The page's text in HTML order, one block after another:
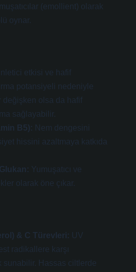
(emollient) olarak
oynar.
etkisi ve hafif
potansiyeli nedeniyle
değişken olsa da hafif
sağlayabilir.
B5): Nem dengesini
hissini azaltmaya katkıda
Yumuşatıcı ve
olarak öne çıkar.
& C Türevleri: UV
radikallere karşı
sunabilir. Hassas ciltlerde